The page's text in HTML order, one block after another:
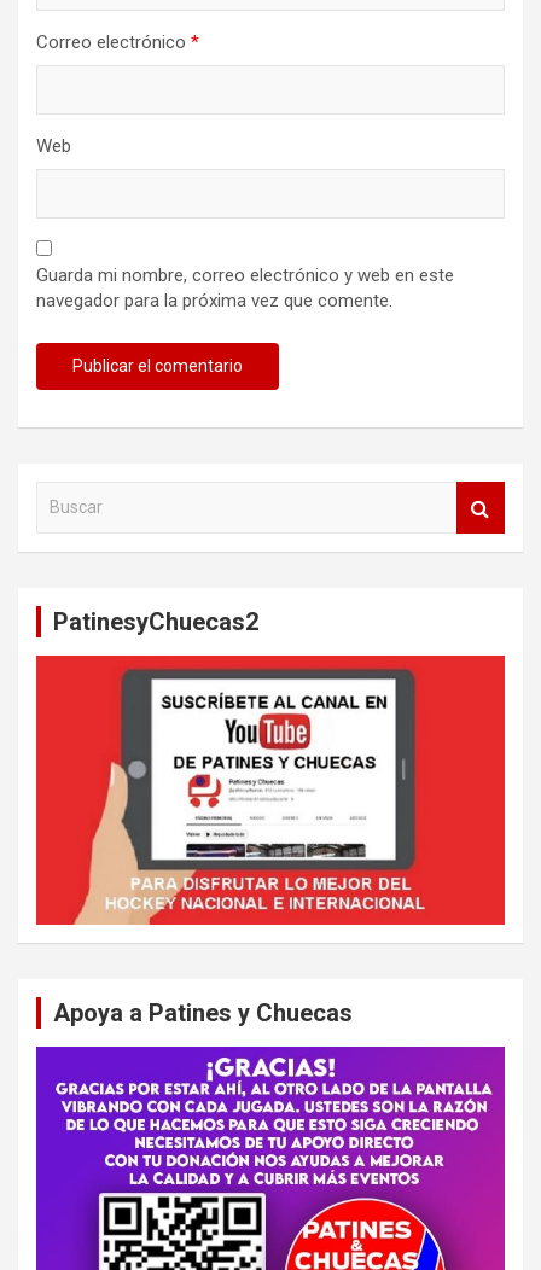
Correo electrónico *
Web
Guarda mi nombre, correo electrónico y web en este
navegador para la próxima vez que comente.
PatinesyChuecas2
Apoya a Patines y Chuecas